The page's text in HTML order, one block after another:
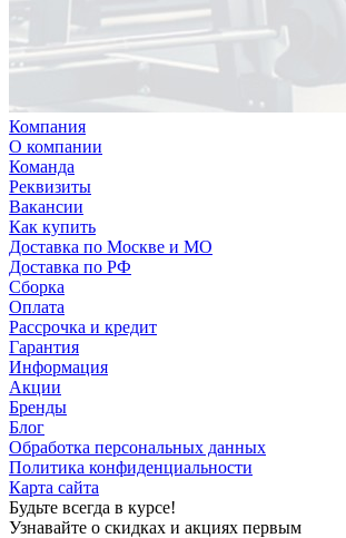
Компания
О компании
Команда
Реквизиты
Вакансии
Как купить
Доставка по Москве и МО
Доставка по РФ
Сборка
Оплата
Рассрочка и кредит
Гарантия
Информация
Акции
Бренды
Блог
Обработка персональных данных
Политика конфиденциальности
Карта сайта
Будьте всегда в курсе!
Узнавайте о скидках и акциях первым